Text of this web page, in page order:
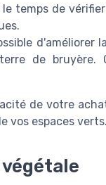
temps de
d'améliorer
de bruyère.
de votre
vos espaces verts.